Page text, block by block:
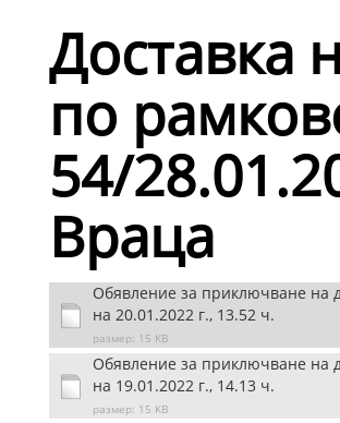
Доставка
по
54/
Враца
Обявление за приключване на
на 20.01.2022 г., 13.52 ч.
размер: 15 KB
Обявление за приключване на
на 19.01.2022 г., 14.13 ч.
размер: 15 KB